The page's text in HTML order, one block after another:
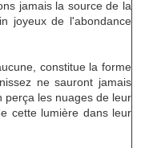
jamais la source de la
joyeux de l'abondance
constitue la forme
ne sauront jamais
perça les nuages de leur
cette lumière dans leur